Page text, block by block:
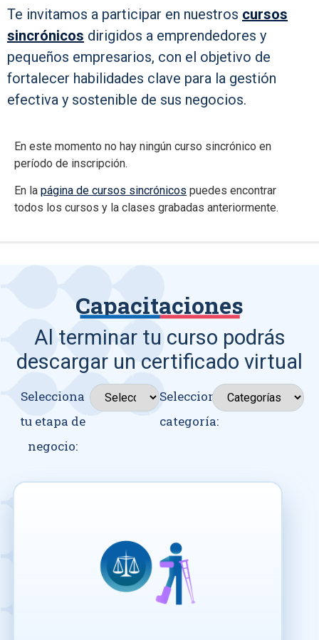
Te invitamos a participar en nuestros cursos
sincrónicos dirigidos a emprendedores y
pequeños empresarios, con el objetivo de
fortalecer habilidades clave para la gestión
efectiva y sostenible de sus negocios.
En este momento no hay ningún curso sincrónico en
período de inscripción.
En la página de cursos sincrónicos puedes encontrar
todos los cursos y la clases grabadas anteriormente.
Capacitaciones
Al terminar tu curso podrás
descargar un certificado virtual
Selecciona
tu etapa de
negocio:
Seleccionar
categoría: